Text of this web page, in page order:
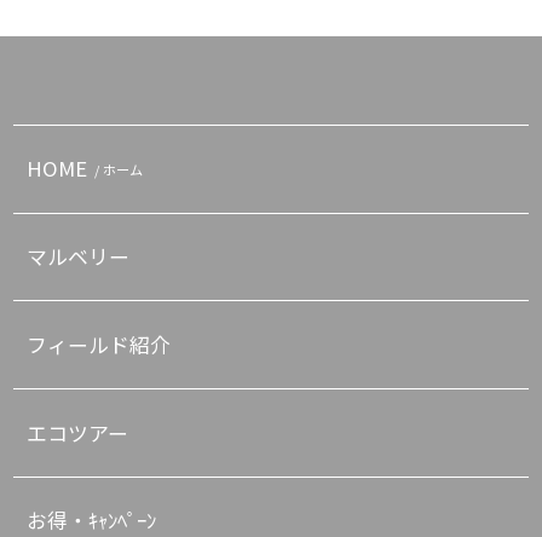
HOME / ホーム
マルベリー
フィールド紹介
エコツアー
お得・ｷｬﾝﾍﾟｰﾝ